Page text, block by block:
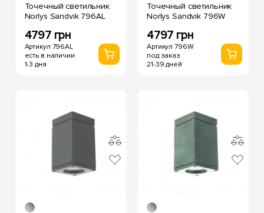
Точечный светильник
Norlys Sandvik 796AL
4797 грн
Артикул 796AL
есть в наличии
1-3 дня
Точечный светильник
Norlys Sandvik 796W
4797 грн
Артикул 796W
под заказ
21-39 дней